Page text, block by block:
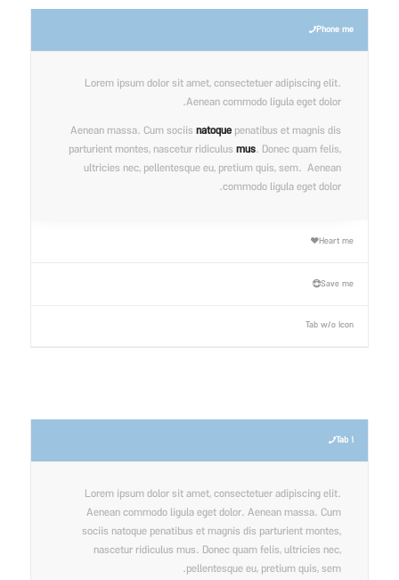
Phone me
Lorem ipsum dolor sit amet, consectetuer adipiscing elit.
Aenean commodo ligula eget dolor.
Aenean massa. Cum sociisnatoque penatibus et magnis dis
parturient montes, nascetur ridiculusmus. Donec quam felis,
ultricies nec, pellentesque eu, pretium quis, sem. Aenean
commodo ligula eget dolor.
Heart me
Save me
Tab w/o Icon
Tab 1
Lorem ipsum dolor sit amet, consectetuer adipiscing elit.
Aenean commodo ligula eget dolor. Aenean massa. Cum
sociis natoque penatibus et magnis dis parturient montes,
nascetur ridiculus mus. Donec quam felis, ultricies nec,
pellentesque eu, pretium quis, sem.